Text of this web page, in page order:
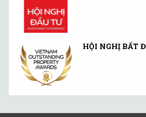
HỘI NGHỊ BẤT